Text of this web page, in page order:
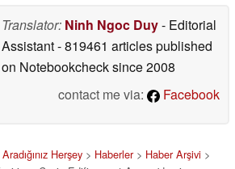
Translator: Ninh Ngoc Duy- Editorial
Assistant- 819461 articles published
on Notebookchecksince 2008
contact me via:
Facebook
Herşey > Haberler> Haber Arşivi >